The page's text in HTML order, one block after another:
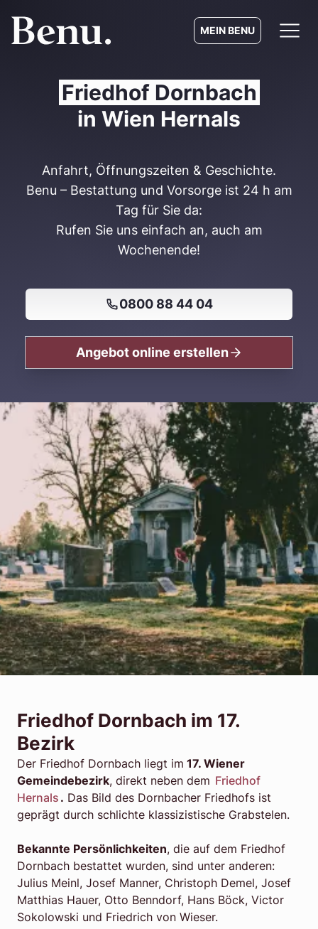
MEIN BENU
Friedhof Dornbach
in Wien Hernals
Anfahrt, Öffnungszeiten & Geschichte.
Benu – Bestattung und Vorsorge ist 24 h am
Tag für Sie da:
Rufen Sie uns einfach an, auch am
Wochenende!
0800 88 44 04
Angebot online erstellen
Friedhof Dornbach im 17.
Bezirk
Der Friedhof Dornbach liegt im 17. Wiener
Gemeindebezirk, direkt neben dem Friedhof
Hernals . Das Bild des Dornbacher Friedhofs ist
geprägt durch schlichte klassizistische Grabstelen.
Bekannte Persönlichkeiten, die auf dem Friedhof
Dornbach bestattet wurden, sind unter anderen:
Julius Meinl, Josef Manner, Christoph Demel, Josef
Matthias Hauer, Otto Benndorf, Hans Böck, Victor
Sokolowski und Friedrich von Wieser.